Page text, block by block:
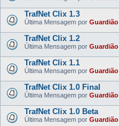
TrafNet Clix 1.3
Última Mensagem por Guardião
TrafNet Clix 1.2
Última Mensagem por Guardião
TrafNet Clix 1.1
Última Mensagem por Guardião
TrafNet Clix 1.0 Final
Última Mensagem por Guardião
TrafNet Clix 1.0 Beta
Última Mensagem por Guardião